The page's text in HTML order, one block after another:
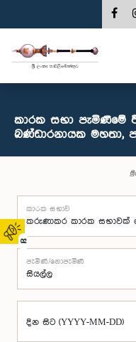
02
කාරක සභා පැමිණීමේ
බණ්ඩාරනායක මහතා,
කාරක සභාව
පැමිණි/නොපැමිණි
දින සිට (YYYY-MM-DD)